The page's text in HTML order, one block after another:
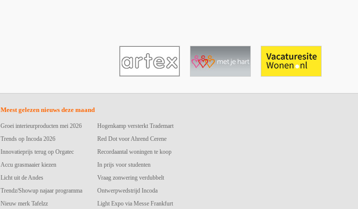
Meest gelezen nieuws deze maand
Groei interieurproducten mei 2026
Trends op Incoda 2026
Innovatieprijs terug op Orgatec
Accu grasmaaier kiezen
Licht uit de Andes
Trendz/Showup najaar programma
Nieuw merk Tafelzz
Hogenkamp versterkt Trademart
Red Dot voor Ahrend Cerene
Recordaantal woningen te koop
In prijs voor studenten
Vraag zonwering verdubbelt
Ontwerpwedstrijd Incoda
Light Expo via Messe Frankfurt